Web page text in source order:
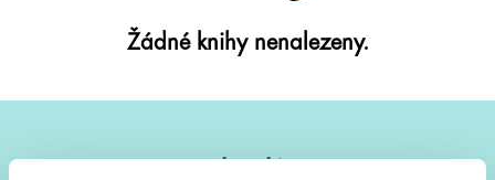
Žádné knihy nenalezeny.